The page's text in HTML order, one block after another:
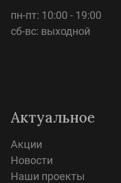
пн-пт: 10:00 - 19:00
сб-вс: выходной
Актуальное
Акции
Новости
Наши проекты